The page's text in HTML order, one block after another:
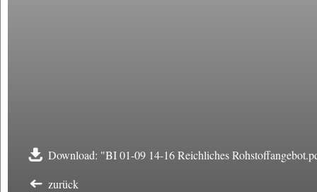
Download: "BI 01-09 14-16 Reichliches
zurück